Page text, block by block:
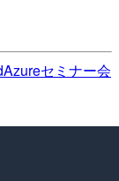
Azureセミナー会